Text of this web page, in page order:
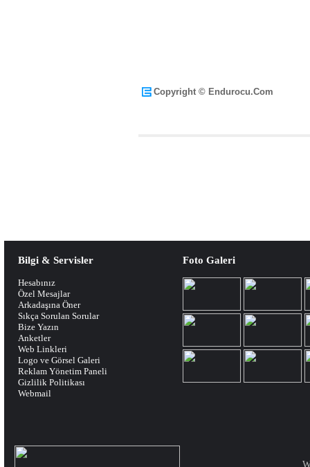
Copyright © Endurocu.Com
Bilgi & Servisler
Hesabınız
Özel Mesajlar
Arkadaşına Öner
Sıkça Sorulan Sorular
Bize Yazın
Anketler
Web Linkleri
Logo ve Görsel Galeri
Reklam Yönetim Paneli
Gizlilik Politikası
Webmail
Foto Galeri